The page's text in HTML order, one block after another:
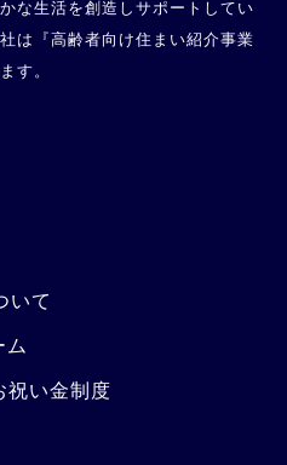
な生活を創造しサポートしてい
は『高齢者向け住まい紹介事業
す。
いて
ム
祝い金制度